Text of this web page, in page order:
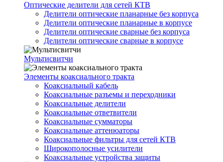
Оптические делители для сетей КТВ
Делители оптические планарные без корпуса
Делители оптические планарные в корпусе
Делители оптические сварные без корпуса
Делители оптические сварные в корпусе
Мультисвитчи
Элементы коаксиального тракта
Коаксиальный кабель
Коаксиальные разъемы и переходники
Коаксиальные делители
Коаксиальные ответвители
Коаксиальные сумматоры
Коаксиальные аттенюаторы
Коаксиальные фильтры для сетей КТВ
Широкополосные усилители
Коаксиальные устройства защиты